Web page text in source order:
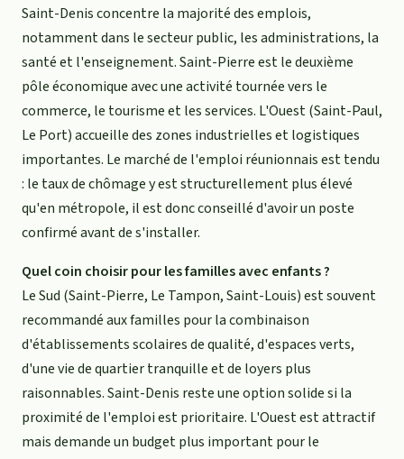
Saint-Denis concentre la majorité des emplois,
notamment dans le secteur public, les administrations, la
santé et l'enseignement. Saint-Pierre est le deuxième
pôle économique avec une activité tournée vers le
commerce, le tourisme et les services. L'Ouest (Saint-Paul,
Le Port) accueille des zones industrielles et logistiques
importantes. Le marché de l'emploi réunionnais est tendu
: le taux de chômage y est structurellement plus élevé
qu'en métropole, il est donc conseillé d'avoir un poste
confirmé avant de s'installer.
Quel coin choisir pour les familles avec enfants ?
Le Sud (Saint-Pierre, Le Tampon, Saint-Louis) est souvent
recommandé aux familles pour la combinaison
d'établissements scolaires de qualité, d'espaces verts,
d'une vie de quartier tranquille et de loyers plus
raisonnables. Saint-Denis reste une option solide si la
proximité de l'emploi est prioritaire. L'Ouest est attractif
mais demande un budget plus important pour le